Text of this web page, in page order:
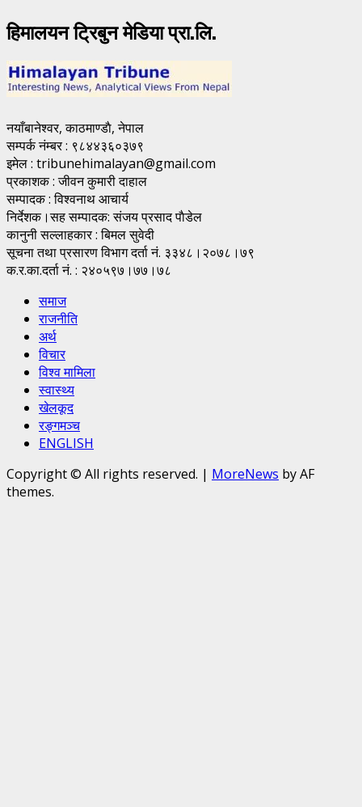
हिमालयन ट्रिबुन मेडिया प्रा.लि.
नयाँबानेश्वर, काठमाण्डाै, नेपाल
सम्पर्क नंम्बर : ९८४४३६०३७९
इमेल : tribunehimalayan@gmail.com
प्रकाशक : जीवन कुमारी दाहाल
सम्पादक : विश्वनाथ आचार्य
निर्देशक।सह सम्पादक: संजय प्रसाद पाैडेल
कानुनी सल्लाहकार : बिमल सुवेदी
सूचना तथा प्रसारण विभाग दर्ता नं. ३३४८।२०७८।७९
क.र.का.दर्ता नं. : २४०५९७।७७।७८
समाज
राजनीति
अर्थ
विचार
विश्व मामिला
स्वास्थ्य
खेलकूद
रङ्गमञ्च
ENGLISH
Copyright © All rights reserved. | MoreNews by AF
themes.